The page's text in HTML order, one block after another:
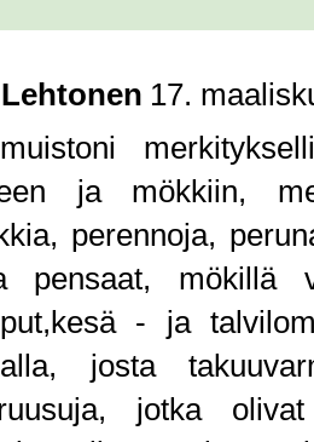
17.
ja mökkiin,
perennoja,
pensaat, mökillä
- ja
josta
jotka